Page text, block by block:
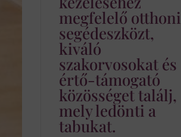
megfelelő otthoni
segédeszközt,
kiváló
szakorvosokat és
értő-támogató
közösséget találj,
mely ledönti a
tabukat.